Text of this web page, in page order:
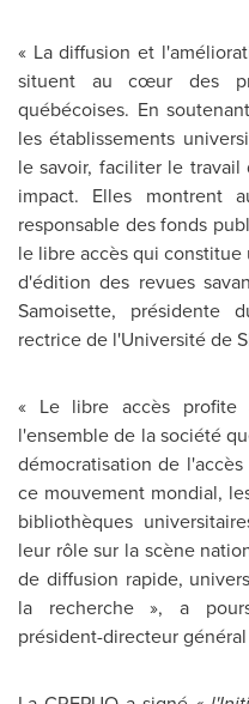
« La diffusion et
situent au cœur des
québécoises. En
les établissements
le savoir, faciliter le
impact. Elles montrent
responsable des fonds
le libre accès qui
d'édition des revues
Samoisette, présidente
rectrice de l'Université de
« Le libre accès profite
l'ensemble de la société
démocratisation de
ce mouvement mondial,
bibliothèques
leur rôle sur la scène
de diffusion rapide,
la recherche », a
président-directeur général